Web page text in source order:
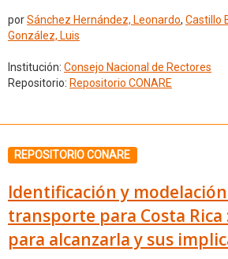
porSánchez Hernández, Leonardo, Castillo
González, Luis
Institución: Consejo Nacional de Rectores
Repositorio: Repositorio CONARE
REPOSITORIO CONARE
Identificación y
transporte para Costa
para alcanzarla y sus